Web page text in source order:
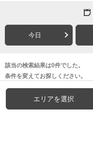
今日
該当の検索結果は0件でした。
条件を変えてお探しください。
エリアを選択